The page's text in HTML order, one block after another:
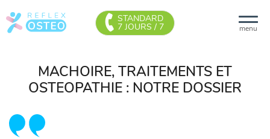
menu
STANDARD
7 JOURS / 7
MACHOIRE, TRAITEMENTS ET
OSTEOPATHIE : NOTRE DOSSIER